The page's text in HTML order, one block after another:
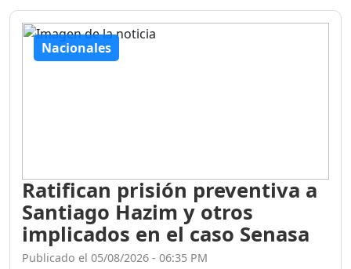
Nacionales
Ratifican prisión preventiva a
Santiago Hazim y otros
implicados en el caso Senasa
Publicado el 05/08/2026 - 06:35 PM